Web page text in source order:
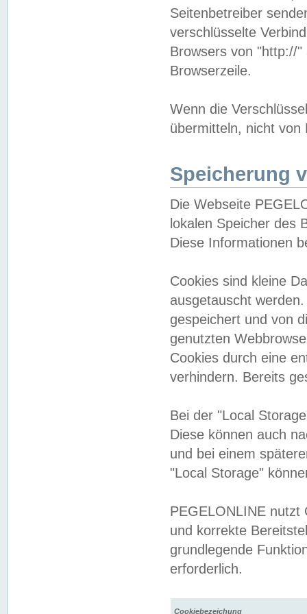
Seitenbetreiber
verschlüsselte
Browsers von "http://
Browserzeile.
Wenn die
übermitteln, nicht von
Speicherung
Die Webseite
lokalen Speicher des
Diese Informationen
Cookies sind kleine
ausgetauscht
gespeichert und von
genutzten
Cookies durch eine
verhindern. Bereits
Bei der "Local
Diese können auch
und bei einem
"Local Storage"
PEGELONLINE nutzt
und korrekte
grundlegende
erforderlich.
Cookiebezeichung